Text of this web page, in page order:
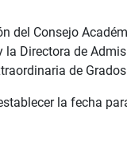
del Consejo
la Directora de
de
la fecha